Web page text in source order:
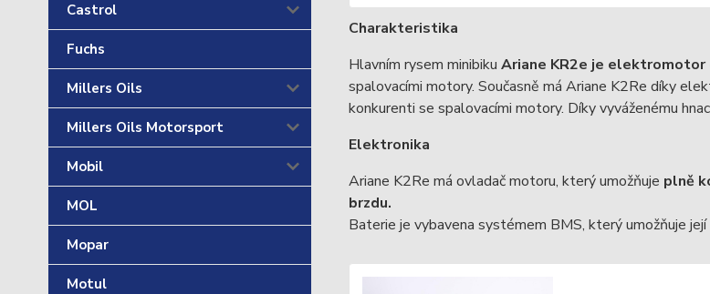
Castrol
Fuchs
Millers Oils
Millers Oils Motorsport
Mobil
MOL
Mopar
Motul
Charakteristika
Hlavním rysem minibiku Ariane KR2e je elektromotor
spalovacími motory. Současně má Ariane K2Re díky
konkurenti se spalovacími motory. Díky vyváženému
Elektronika
Ariane K2Re má ovladač motoru, který umožňuje plně
brzdu.
Baterie je vybavena systémem BMS, který umožňuje